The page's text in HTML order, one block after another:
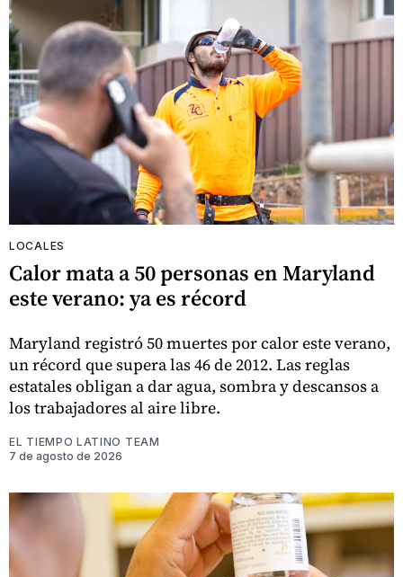
LOCALES
Calor mata a 50 personas en Maryland
este verano: ya es récord
Maryland registró 50 muertes por calor este verano,
un récord que supera las 46 de 2012. Las reglas
estatales obligan a dar agua, sombra y descansos a
los trabajadores al aire libre.
EL TIEMPO LATINO TEAM
7 de agosto de 2026